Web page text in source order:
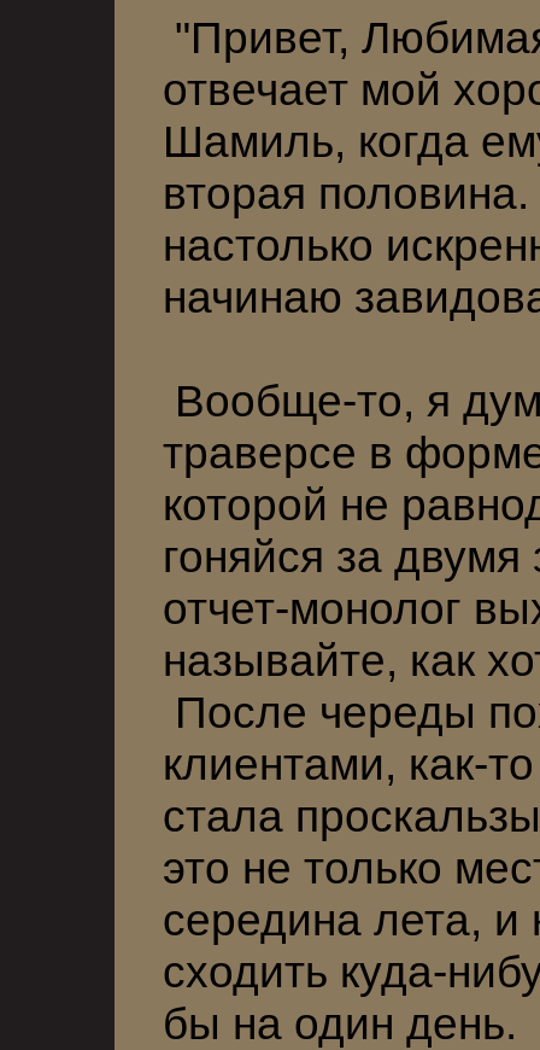
"Привет,
отвечает мой
Шамиль, когда
вторая
настолько
начинаю
Вообще-то, я
траверсе в
которой не
гоняйся за
отчет-монолог
называйте, как
После череды
клиентами, как-
стала
это не только
середина лета,
сходить куда-
бы на один день.